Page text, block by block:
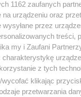
- ucieczka do
quasi-obrazami,
1162 zaufanych
na urządzeniu oraz
wysyłane przez
treści,
my i Zaufani
charakterystykę
z tych
wycofać klikając
przetwarzania